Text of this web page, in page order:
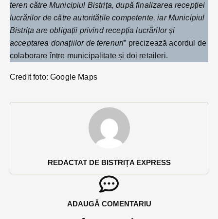
REDACTAT DE BISTRIȚA EXPRESS
ADAUGĂ COMENTARIU
teren către Municipiul Bistrița, după finalizarea recepției
lucrărilor de către autoritățile competente, iar Municipiul
Bistrița are obligații privind recepția lucrărilor și
acceptarea donațiilor de terenuri” precizează acordul de
colaborare între municipalitate și doi retaileri.
Credit foto: Google Maps